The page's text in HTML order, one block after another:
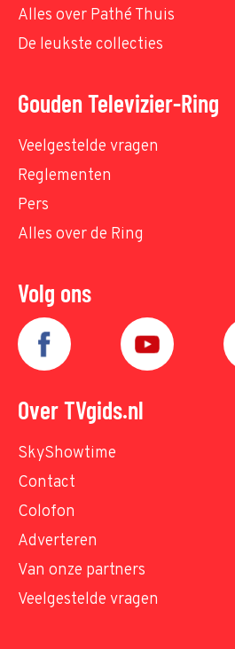
Alles over Pathé Thuis
De leukste collecties
Gouden Televizier-Ring
Veelgestelde vragen
Reglementen
Pers
Alles over de Ring
Volg ons
Over TVgids.nl
SkyShowtime
Contact
Colofon
Adverteren
Van onze partners
Veelgestelde vragen